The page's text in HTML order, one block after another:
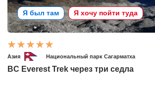
Я был там Я хочу пойти туда
Азия Национальный парк Сагарматха
BC Everest Trek через три седла